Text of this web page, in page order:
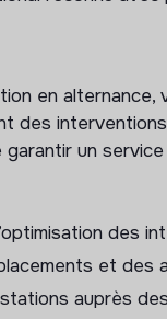
en
des
un
des
et des
auprès